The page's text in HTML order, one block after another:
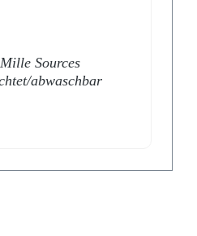
Sources
abwaschbar